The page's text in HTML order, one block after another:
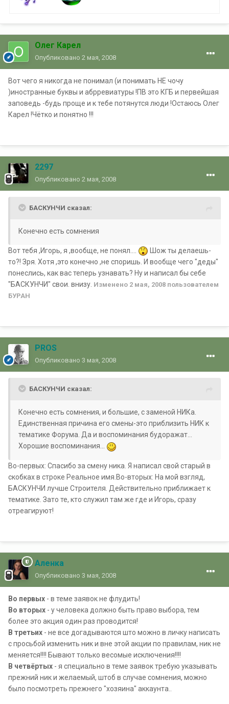
Олег Карел
Опубликовано 2 мая, 2008
Вот чего я никогда не понимал (и понимать НЕ чочу
)иностранные буквы и абрревиатуры !ПВ это КГБ и первейшая
заповедь -будь проще и к тебе потянутся люди !Остаюсь Олег
Карел !Чётко и понятно !!!
2297
Опубликовано 2 мая, 2008
БАСКУНЧИ сказал:
Конечно есть сомнения
Вот тебя ,Игорь, я ,вообще, не понял....
Шож ты делаешь-
то?! Зря. Хотя ,это конечно ,не споришь. И вообще чего "деды"
понеслись, как вас теперь узнавать? Ну и написал бы себе
"БАСКУНЧИ" свои. внизу. Изменено 2 мая, 2008 пользователем
БУРАН
PROS
Опубликовано 3 мая, 2008
БАСКУНЧИ сказал:
Конечно есть сомнения, и большие, с заменой НИКа.
Единственная причина его смены-это приблизить НИК к
тематике Форума. Да и воспоминания будоражат...
Хорошие воспоминания...
Во-первых: Спасибо за смену ника. Я написал свой старый в
скобках в строке Реальное имя.Во-вторых: На мой взгляд,
БАСКУНЧИ лучше Строителя. Действительно приближает к
тематике. Зато те, кто служил там же где и Игорь, сразу
отреагируют!
Аленка
Опубликовано 3 мая, 2008
Во первых - в теме заявок не флудить!
Во вторых - у человека должно быть право выбора, тем
более это акция один раз проводится!
В третьих - не все догадываются што можно в личку написать
с просьбой изменить ник и вне этой акции по правилам, ник не
меняется!!!! Бывают только весомые исключения!!!!
В четвёртых - я специально в теме заявок требую указывать
прежний ник и желаемый, штоб в случае сомнения, можно
было посмотреть прежнего "хозяина" аккаунта..